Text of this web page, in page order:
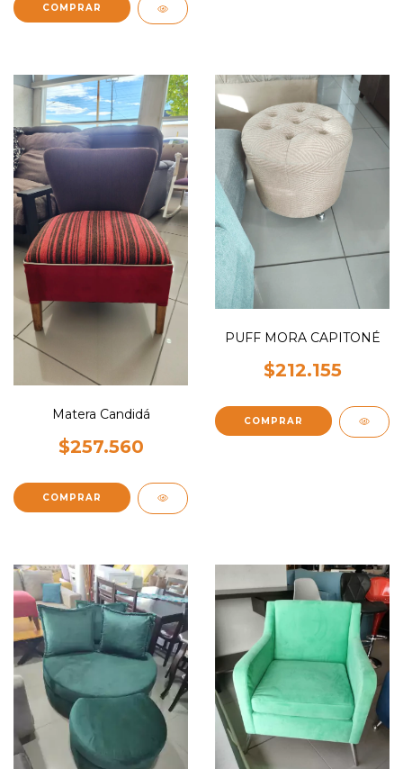
COMPRAR
Matera Candidá
$257.560
COMPRAR
PUFF MORA CAPITONÉ
$212.155
COMPRAR